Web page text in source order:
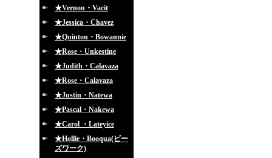
★Vernon・Vacit
★Jessica・Chavez
★Quinton・Bowannie
★Rose・Unkestine
★Judith・Calavaza
★Rose・Calavaza
★Justin・Natewa
★Pascal・Nakewa
★Carol ・Lateyice
★Hollie・Booqua(ビー
ズワーク)